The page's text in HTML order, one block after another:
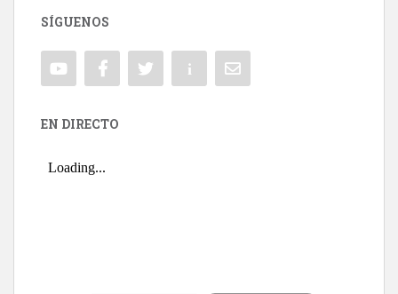
SÍGUENOS
EN DIRECTO